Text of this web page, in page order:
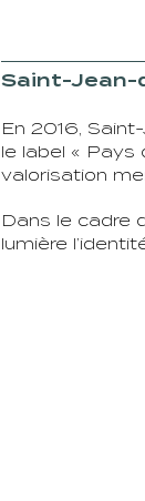
Saint-Jean-
En 2016,
le label « Pays
valorisation
Dans le cadre
lumière